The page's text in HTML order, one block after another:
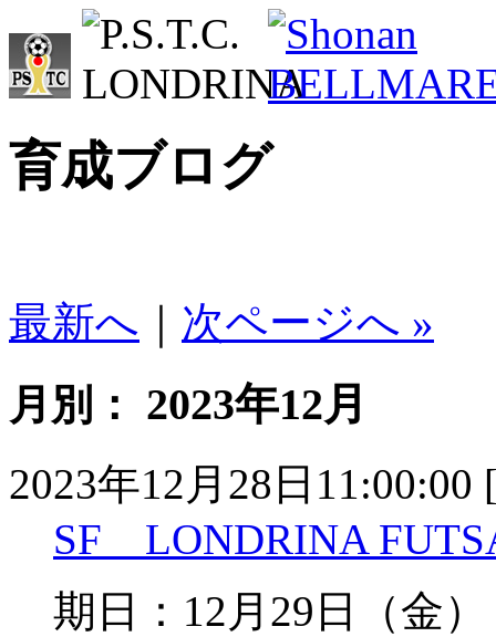
育成ブログ
最新へ 次ページへ »
月別： 2023年12月
2023年12月28日11:00:00
SF LONDRINA
期日：12月29日（